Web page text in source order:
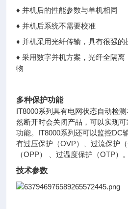
♦ 并机后的性能参数与单机相同
♦ 并机后系统不需要校准
♦ 并机采用光纤传输，具有很强的
♦ 采用数字并机方案，光纤全隔离
物
多种保护功能
IT8000系列具有电网状态自动检
然断开时会关闭产品，可以实现
功能。IT8000系列还可以监控DC
有过压保护（OVP）、过流保护
（OPP） 、过温度保护（OTP）。
技术参数